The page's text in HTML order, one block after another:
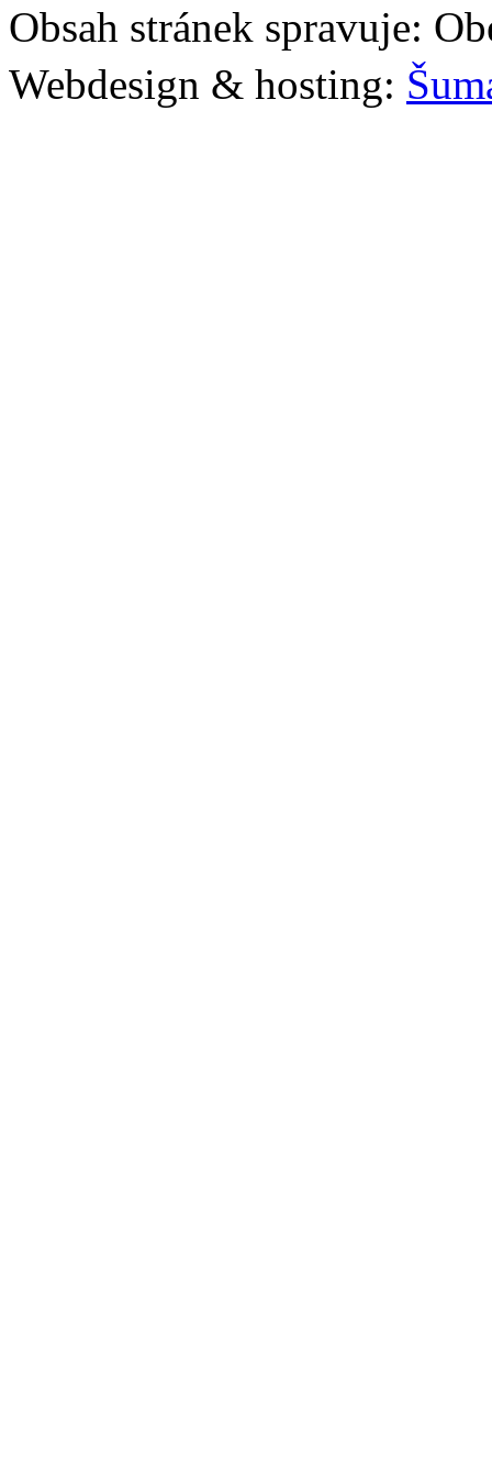
Obsah stránek spravuje:
Webdesign & hosting: